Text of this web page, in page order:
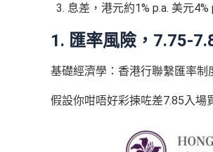
息差，港元約1% p.a. 美元4%
1. 匯率風險，7.75-
基礎經濟學：香港行聯繫匯率制
假設你咁唔好彩揀咗差7.85入場